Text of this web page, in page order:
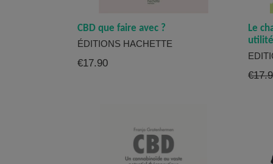
CBD que faire avec ?
ÉDITIONS HACHETTE
Prix
€17.90
Le
Prix